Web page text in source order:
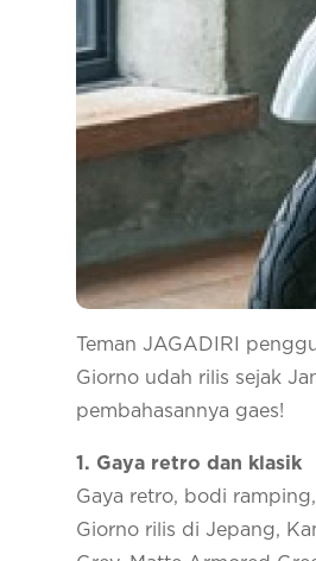
Teman JAGADIRI
Giorno udah rilis sejak
pembahasannya gaes!
1. Gaya retro dan klasik
Gaya retro, bodi
Giorno rilis di Jepang,